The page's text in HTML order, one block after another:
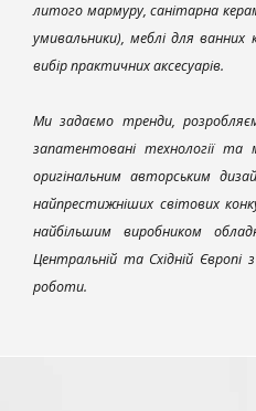
литого мармуру, санітарна
умивальники), меблі для
вибір практичних аксесуарів.
Ми задаємо тренди,
запатентовані технології та
оригінальним авторським
найпрестижніших світових
найбільшим виробником
Центральній та Східній Європі
роботи.